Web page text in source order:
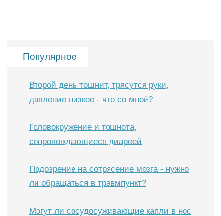
Популярное
Второй день тошнит, трясутся руки,
давление низкое - что со мной?
Головокружение и тошнота,
сопровождающиеся диареей
Подозрение на сотрясение мозга - нужно
ли обращаться в травмпункт?
Могут ли сосудосуживающие капли в нос